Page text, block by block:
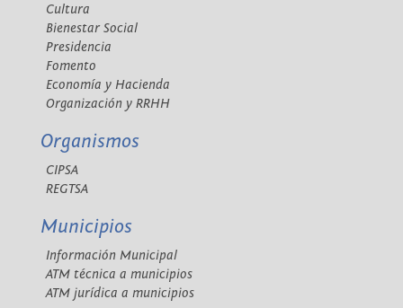
Cultura
Bienestar Social
Presidencia
Fomento
Economía y Hacienda
Organización y RRHH
Organismos
CIPSA
REGTSA
Municipios
Información Municipal
ATM técnica a municipios
ATM jurídica a municipios